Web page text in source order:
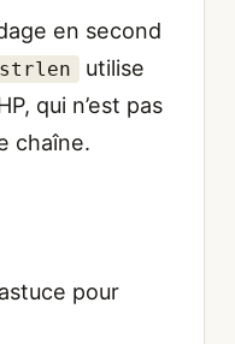
en second
utilise
qui n’est pas
chaîne.
pour